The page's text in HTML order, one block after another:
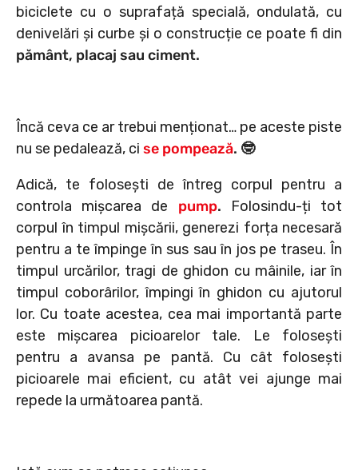
biciclete cu o suprafață specială, ondulată, cu
denivelări și curbe și o construcție ce poate fi din
pământ, placaj sau ciment.
Încă ceva ce ar trebui menționat… pe aceste piste
nu se pedalează, ci se pompează. 🤓
Adică, te folosești de întreg corpul pentru a
controla mișcarea de pump. Folosindu-ți tot
corpul în timpul mișcării, generezi forța necesară
pentru a te împinge în sus sau în jos pe traseu. În
timpul urcărilor, tragi de ghidon cu mâinile, iar în
timpul coborârilor, împingi în ghidon cu ajutorul
lor. Cu toate acestea, cea mai importantă parte
este mișcarea picioarelor tale. Le folosești
pentru a avansa pe pantă. Cu cât folosești
picioarele mai eficient, cu atât vei ajunge mai
repede la următoarea pantă.